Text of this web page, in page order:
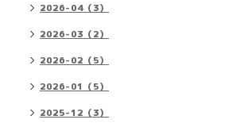
2026-04（3）
2026-03（2）
2026-02（5）
2026-01（5）
2025-12（3）